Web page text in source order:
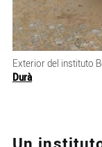
Exterior del instituto
Durà